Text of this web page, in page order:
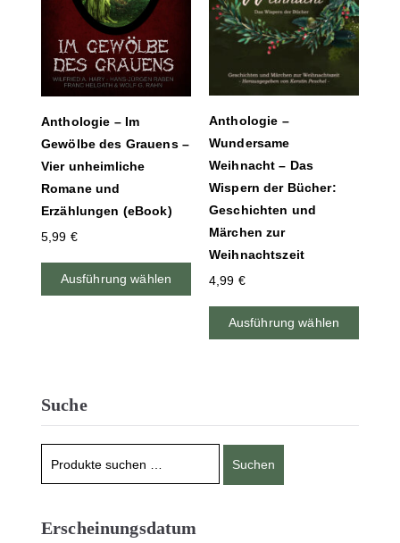
Anthologie – Im
Gewölbe des Grauens –
Vier unheimliche
Romane und
Erzählungen (eBook)
5,99 €
Ausführung wählen
Anthologie –
Wundersame
Weihnacht – Das
Wispern der Bücher:
Geschichten und
Märchen zur
Weihnachtszeit
4,99 €
Ausführung wählen
Suche
Suchen
Erscheinungsdatum